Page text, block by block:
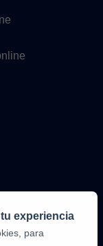
experiencia
para